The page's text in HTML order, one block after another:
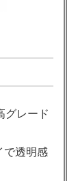
グレード
で透明感